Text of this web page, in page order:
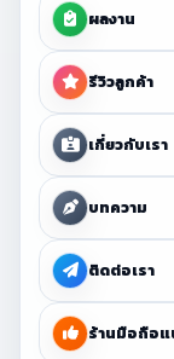
ผลงาน
รีวิวลูกค้า
เกี่ยวกับเรา
บทความ
ติดต่อเรา
ร้านมือถือแ